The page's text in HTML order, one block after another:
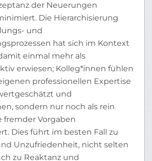
der Neuerungen
Die Hierarchisierung
und
hat sich im Kontext
einmal mehr als
erwiesen; Kolleg*innen fühlen
professionellen Expertise
und
sondern nur noch als rein
fremder Vorgaben
Dies führt im besten Fall zu
Unzufriedenheit, nicht selten
zu Reaktanz und